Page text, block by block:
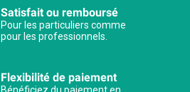
Satisfait ou remboursé
Pour les particuliers comme
pour les professionnels.
Flexibilité de paiement